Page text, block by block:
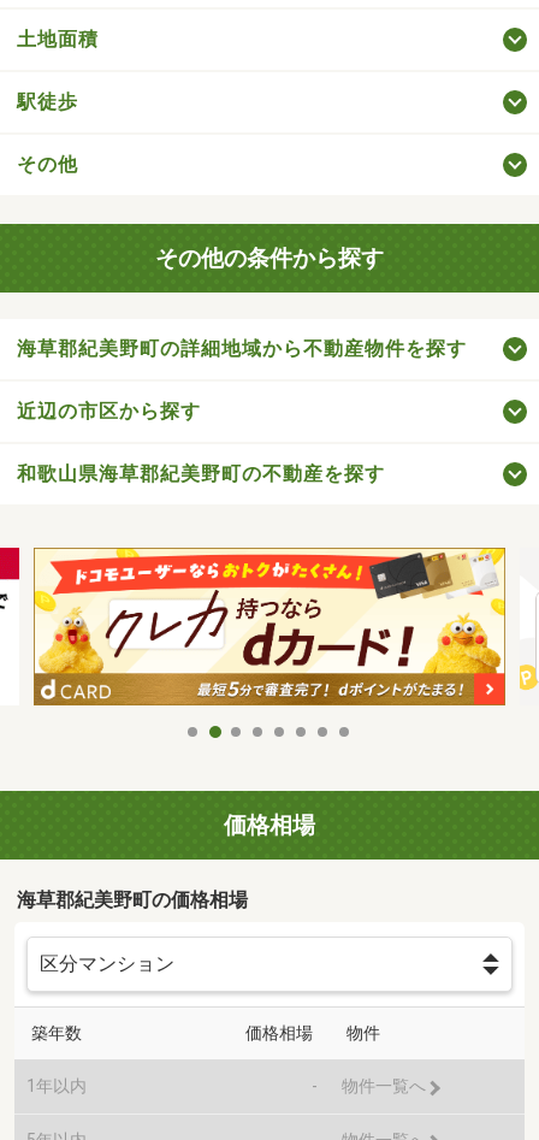
土地面積
駅徒歩
その他
その他の条件から探す
海草郡紀美野町の詳細地域から不動産物件を探す
近辺の市区から探す
和歌山県海草郡紀美野町の不動産を探す
価格相場
海草郡紀美野町の価格相場
築年数 価格相場 物件
1年以内 - 物件一覧へ